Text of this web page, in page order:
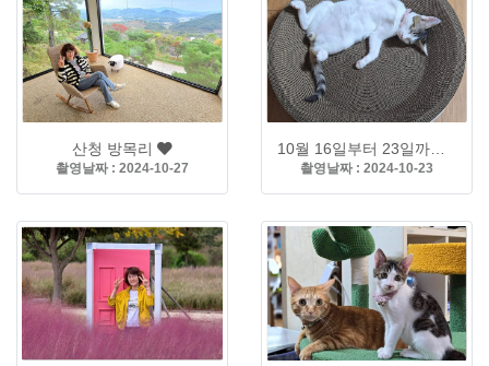
산청 방목리
촬영날짜 : 2024-10-27
10월 16일부터 23일까지 치즈 가족들
촬영날짜 : 2024-10-23